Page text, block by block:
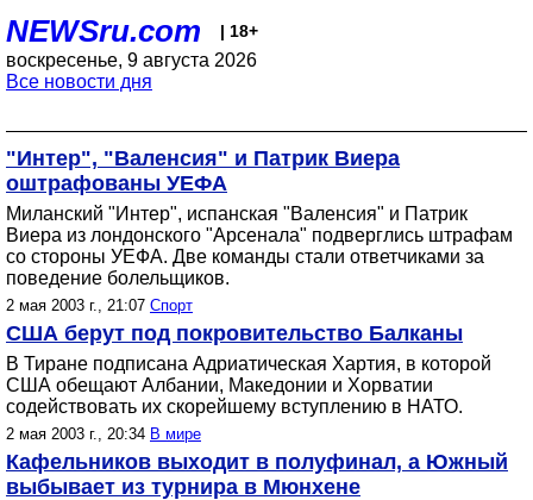
NEWSru.com | 18+
воскресенье, 9 августа 2026
Все новости дня
"Интер", "Валенсия" и Патрик Виера
оштрафованы УЕФА
Миланский "Интер", испанская "Валенсия" и Патрик
Виера из лондонского "Арсенала" подверглись штрафам
со стороны УЕФА. Две команды стали ответчиками за
поведение болельщиков.
2 мая 2003 г., 21:07 Спорт
США берут под покровительство Балканы
В Тиране подписана Адриатическая Хартия, в которой
США обещают Албании, Македонии и Хорватии
содействовать их скорейшему вступлению в НАТО.
2 мая 2003 г., 20:34 В мире
Кафельников выходит в полуфинал, а Южный
выбывает из турнира в Мюнхене